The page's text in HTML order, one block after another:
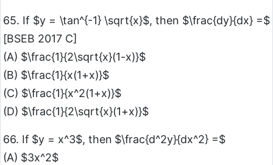
65. If $y = \tan^{-1} \sqrt{x}$, then $\frac{dy}{dx} =$
[BSEB 2017 C]
(A) $\frac{1}{2\sqrt{x}(1-x)}$
(B) $\frac{1}{x(1+x)}$
(C) $\frac{1}{x^2(1+x)}$
(D) $\frac{1}{2\sqrt{x}(1+x)}$
66. If $y = x^3$, then $\frac{d^2y}{dx^2} =$
(A) $3x^2$